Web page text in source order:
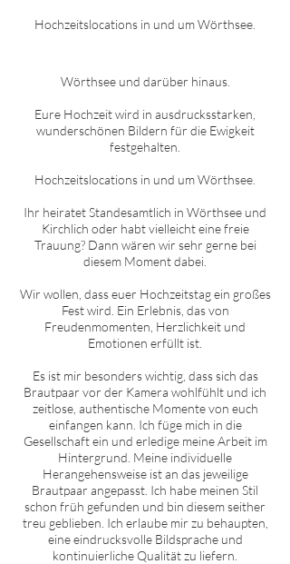
Hochzeitslocations in und umWörthsee
Wörthseeund darüber hinaus.
Eure Hochzeit wird in ausdrucksstarken,
wunderschönen Bildern für die Ewigkeit
festgehalten.
Hochzeitslocations in und umWörthsee
Ihr heiratet Standesamtlich in Wörthsee und
Kirchlich oder habt vielleicht eine freie
Trauung? Dann wären wir sehr gerne bei
diesem Moment dabei.
Wir wollen, dass euer Hochzeitstag ein großes
Fest wird. Ein Erlebnis, das von
Freudenmomenten, Herzlichkeit und
Emotionen erfüllt ist.
Es ist mir besonders wichtig, dass sich das
Brautpaar vor der Kamera wohlfühlt und ich
zeitlose, authentische Momente von euch
einfangen kann. Ich füge mich in die
Gesellschaft ein und erledige meine Arbeit im
Hintergrund. Meine individuelle
Herangehensweise ist an das jeweilige
Brautpaar angepasst. Ich habe meinen Stil
schon früh gefunden und bin diesem seither
treu geblieben. Ich erlaube mir zu behaupten,
eine eindrucksvolle Bildsprache und
kontinuierliche Qualität zu liefern.